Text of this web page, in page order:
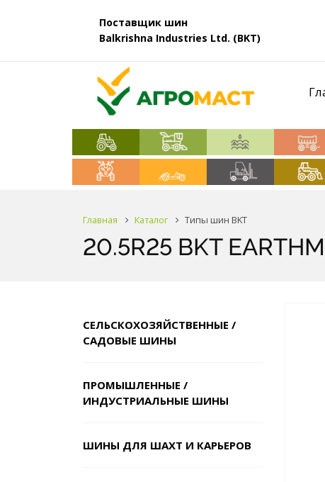
Поставщик шин
Balkrishna Industries Ltd. (BKT)
Главная Каталог Типы шин BKT
20.5R25 BKT
СЕЛЬСКОХОЗЯЙСТВЕННЫЕ /
САДОВЫЕ ШИНЫ
ПРОМЫШЛЕННЫЕ /
ИНДУСТРИАЛЬНЫЕ ШИНЫ
ШИНЫ ДЛЯ ШАХТ И КАРЬЕРОВ